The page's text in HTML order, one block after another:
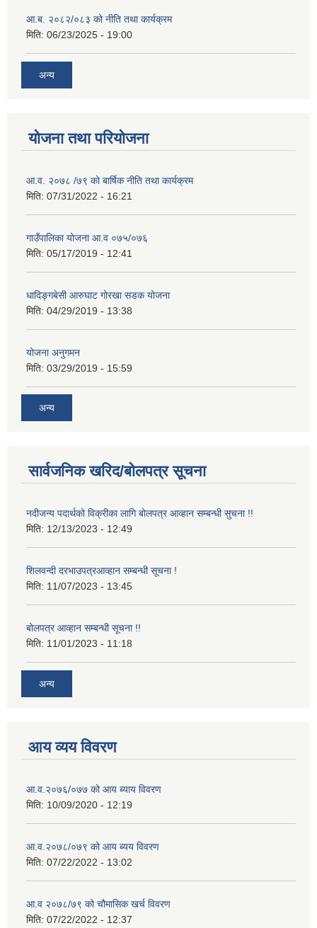
आ.ब. २०८२/०८३ को नीति तथा कार्यक्रम
मिति: 06/23/2025 - 19:00
अन्य
योजना तथा परियोजना
आ.व. २०७८ /७९ को बार्षिक नीति तथा कार्यक्रम
मिति: 07/31/2022 - 16:21
गाउँपालिका योजना आ.व ०७५/०७६
मिति: 05/17/2019 - 12:41
धादिङ्गबेसी आरुघाट गोरखा सडक योजना
मिति: 04/29/2019 - 13:38
योजना अनुगमन
मिति: 03/29/2019 - 15:59
अन्य
सार्वजनिक खरिद/बोलपत्र सूचना
नदीजन्य पदार्थको विक्रीका लागि बोलपत्र आव्हान सम्बन्धी सुचना !!
मिति: 12/13/2023 - 12:49
शिलवन्दी दरभाउपत्रआव्हान सम्बन्धी सूचना !
मिति: 11/07/2023 - 13:45
बोलपत्र आव्हान सम्बन्धी सूचना !!
मिति: 11/01/2023 - 11:18
अन्य
आय व्यय विवरण
आ.व.२०७६/०७७ को आय ब्याय विवरण
मिति: 10/09/2020 - 12:19
आ.व.२०७८/०७९ को आय ब्यय विवरण
मिति: 07/22/2022 - 13:02
आ.व २०७८/७९ को चौमासिक खर्च विवरण
मिति: 07/22/2022 - 12:37